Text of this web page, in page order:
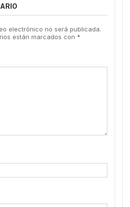
electrónico no será publicada.
están marcados con *